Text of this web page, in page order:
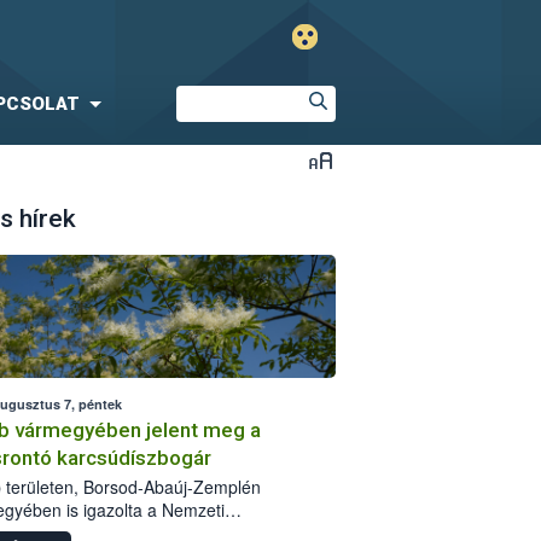
hírek
7, péntek
vármegyében jelent meg a
karcsúdíszbogár
területen, Borsod-Abaúj-Zemplén
is igazolta a Nemzeti
biztonsági Hivatal (Nébih) a